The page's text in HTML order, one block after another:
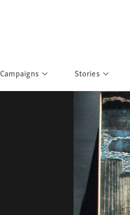
Campaigns
What have you discovered?
Pillars of Support
Portraits of Colours
Stories
Personalities
Story Gallery
Postcard